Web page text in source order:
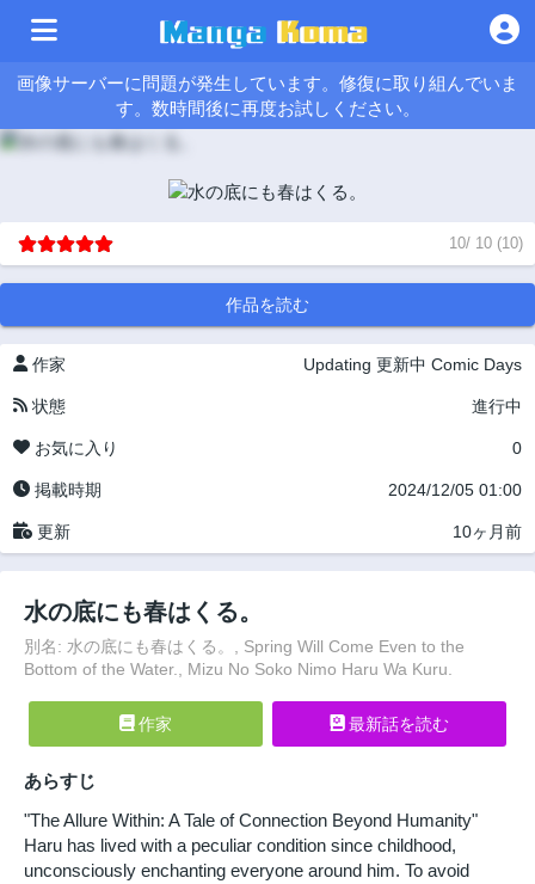
画像サーバーに問題が発生しています。修復に取り組んでいま
す。数時間後に再度お試しください。
10/ 10 (10)
作品を読む
作家 Updating 更新中 Comic Days
状態 進行中
お気に入り 0
掲載時期 2024/12/05 01:00
更新 10ヶ月前
水の底にも春はくる。
別名: 水の底にも春はくる。, Spring Will Come Even to the
Bottom of the Water., Mizu No Soko Nimo Haru Wa Kuru.
作家 最新話を読む
あらすじ
"The Allure Within: A Tale of Connection Beyond Humanity"
Haru has lived with a peculiar condition since childhood,
unconsciously enchanting everyone around him. To avoid